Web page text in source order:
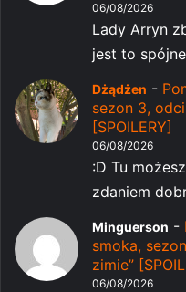
06/08/2026
Lady Arryn
jest to
Dżądżen -
sezon 3,
[SPOILERY]
06/08/2026
:D Tu
zdaniem
Minguerson -
smoka,
zimie”
06/08/2026